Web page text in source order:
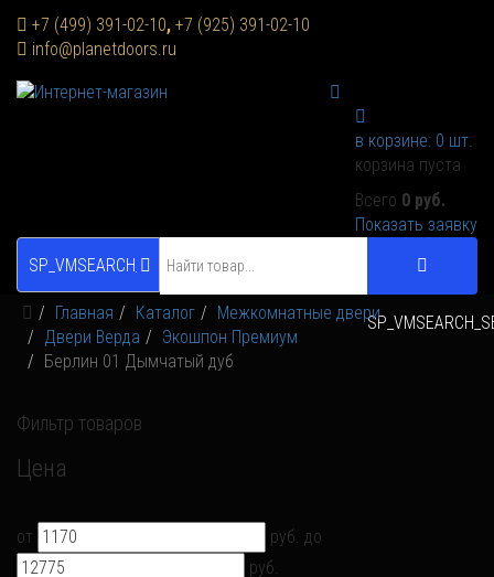
+7 (499) 391-02-10, +7 (925) 391-02-10
info@planetdoors.ru
в корзине: 0 шт.
корзина пуста
Всего 0 руб.
Показать заявку
SP_VMSEARCH_ALL_CATEGORIES
Главная Каталог
Межкомнатные двери
Двери Верда
Экошпон Премиум
Берлин 01 Дымчатый дуб
Фильтр товаров
Цена
от руб. до
руб.